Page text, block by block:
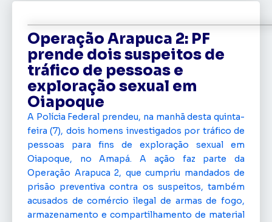
Operação Arapuca 2: PF
prende dois suspeitos de
tráfico de pessoas e
exploração sexual em
Oiapoque
A Polícia Federal prendeu, na manhã desta quinta-
feira (7), dois homens investigados por tráfico de
pessoas para fins de exploração sexual em
Oiapoque, no Amapá. A ação faz parte da
Operação Arapuca 2, que cumpriu mandados de
prisão preventiva contra os suspeitos, também
acusados de comércio ilegal de armas de fogo,
armazenamento e compartilhamento de material